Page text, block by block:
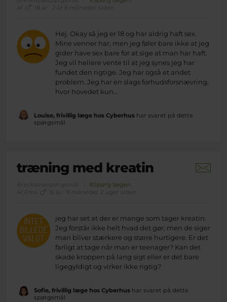
Af
18 år · 2 år 8 måneder siden
Hej. Okay så jeg er 18 og har aldrig haft sex.
Mine venner har, men jeg føler bare ikke at jeg
gider have sex bare for at sige at man har haft.
Jeg vil hellere vente til at jeg synes jeg har
fundet den rigtige. Jeg har også et andet
problem. Jeg har en slags forhudsforsnævring,
hvor hovedet kun...
Louise, frivillig læge hos Cyberhushar svaret på dette
spørgsmål
træning med kreatin
Brevkassespørgsmål
#Spørg lægen
Af Emil
15 år · 9 måneder 2 uger siden
jeg har set at der er mange som tager kreatin.
Jeg forstår ikke helt hvad det gør, men de siger
man bliver stærkere og større hurtigere. Er det
farligt at tage når man er teenager? Kan det
skade kroppen på lang sigt eller er det bare
ligegyldigt og virker ikke rigtig?
Sofie, frivillig læge hos Cyberhushar svaret på dette
spørgsmål